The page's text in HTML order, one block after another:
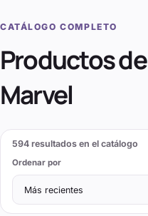
CATÁLOGO COMPLETO
Productos de
Marvel
594 resultados en el catálogo
Ordenar por